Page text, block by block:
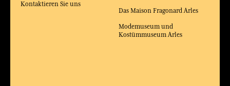
Das Maison Fragonard Arles
Modemuseum und
Kostümmuseum Arles
Kontaktieren Sie uns